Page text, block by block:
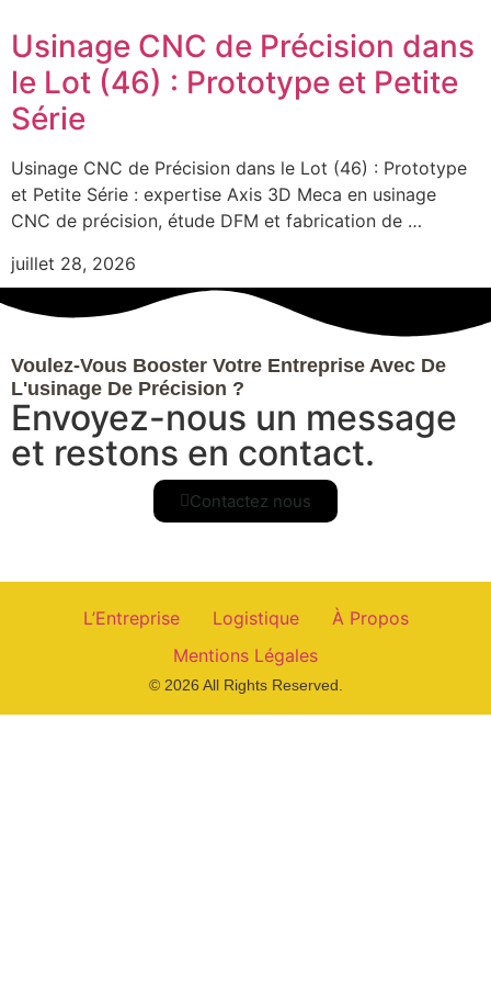
Usinage CNC de Précision dans
le Lot (46) : Prototype et Petite
Série
Usinage CNC de Précision dans le Lot (46) : Prototype
et Petite Série : expertise Axis 3D Meca en usinage
CNC de précision, étude DFM et fabrication de …
juillet 28, 2026
Voulez-Vous Booster Votre Entreprise Avec De
L'usinage De Précision ?
Envoyez-nous un message
et restons en contact.
Contactez nous
L’Entreprise Logistique
À Propos
Mentions Légales
© 2026 All Rights Reserved.